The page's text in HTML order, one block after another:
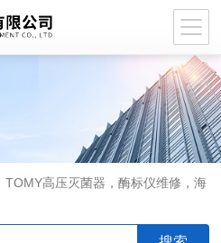
TOMY高压灭菌器，酶标仪维修，海